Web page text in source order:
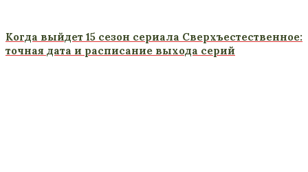
Когда выйдет 15 сезон сериала Сверхъестественное:
точная дата и расписание выхода серий